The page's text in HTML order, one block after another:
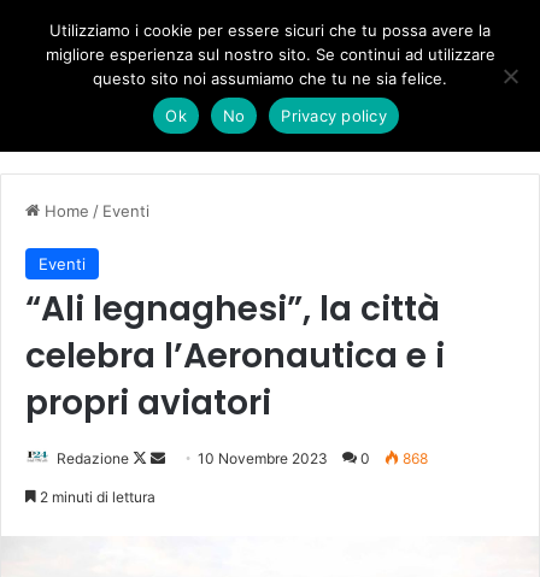
Forza Italia, il legnaghese Donà nella segreteria regionale
Home / Eventi
Eventi
“Ali legnaghesi”, la città
celebra l’Aeronautica e i
propri aviatori
Redazione
Follow
Invia 10 Novembre 2023 0 868
2 minuti di lettura
Utilizziamo i cookie per essere sicuri che tu possa avere la
migliore esperienza sul nostro sito. Se continui ad utilizzare
questo sito noi assumiamo che tu ne sia felice.
Ok
No Privacy policy